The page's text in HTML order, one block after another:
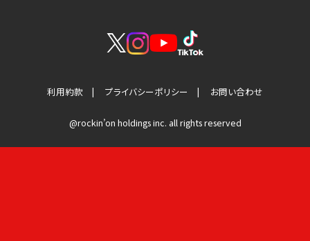
利用約款 プライバシーポリシー お問い合わせ
@rockin’on holdings inc. all rights reserved